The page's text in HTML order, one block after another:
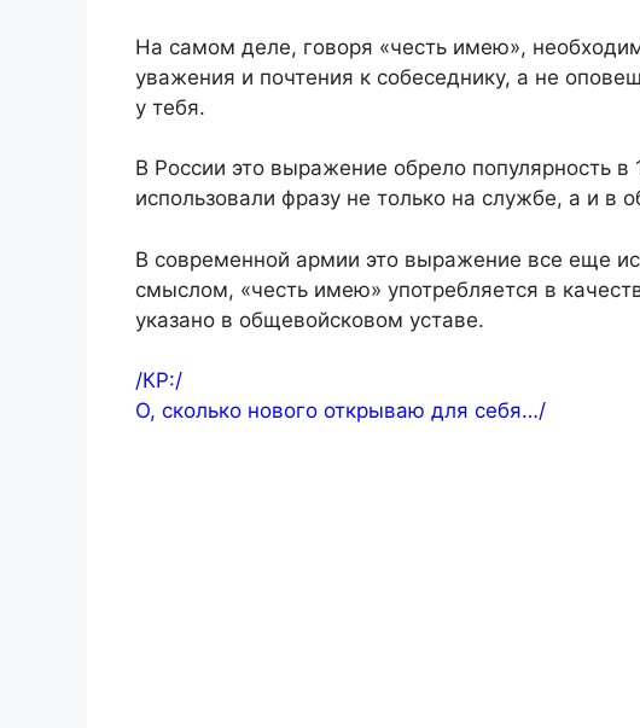
На самом деле, говоря «честь имею»,
уважения и почтения к собеседнику, а не
у тебя.
В России это выражение обрело популярность
использовали фразу не только на службе, а и
В современной армии это выражение все еще
смыслом, «честь имею» употребляется в
указано в общевойсковом уставе.
/КР:/
О, сколько нового открываю для себя…/